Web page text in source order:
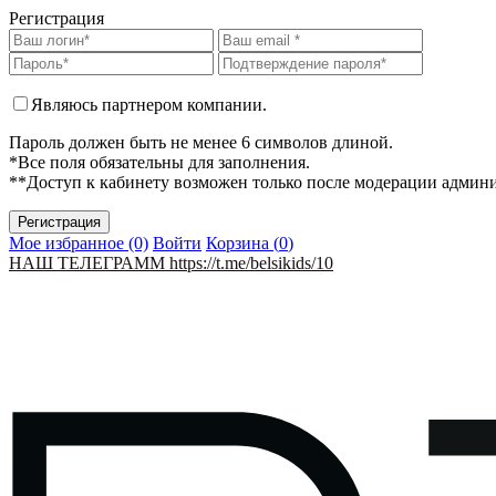
Регистрация
Являюсь партнером компании.
Пароль должен быть не менее 6 символов длиной.
*Все поля обязательны для заполнения.
**Доступ к кабинету возможен только после модерации
Мое избранное (0) Войти Корзина (0)
НАШ ТЕЛЕГРАММ https://t.me/belsikids/10